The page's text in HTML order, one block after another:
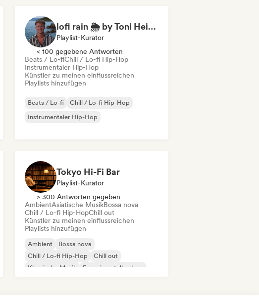
lofi rain 🌦️ by Toni Heinzel
Playlist-Kurator
< 100 gegebene Antworten
Beats / Lo-fiChill / Lo-fi Hip-Hop
Instrumentaler Hip-Hop
Künstler zu meinen einflussreichen
Playlists hinzufügen
Beats / Lo-fi
Chill / Lo-fi Hip-Hop
Instrumentaler Hip-Hop
Tokyo Hi-Fi Bar
Playlist-Kurator
> 300 Antworten gegeben
AmbientAsiatische MusikBossa nova
Chill / Lo-fi Hip-HopChill out
Künstler zu meinen einflussreichen
Playlists hinzufügen
Ambient
Bossa nova
Chill / Lo-fi Hip-Hop
Chill out
Klassische Musik
Experimenteller Jazz